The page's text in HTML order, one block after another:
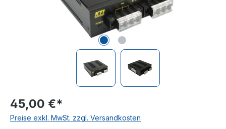
45,00 €*
Preise exkl. MwSt. zzgl. Versandkosten